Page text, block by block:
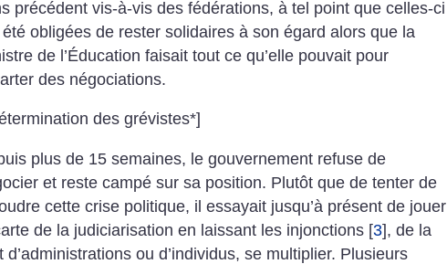
précédent vis-à-vis des fédérations, à tel point que celles-ci
obligées de rester solidaires à son égard alors que la
de l’Éducation faisait tout ce qu’elle pouvait pour
des négociations.
des grévistes*]
plus de 15 semaines, le gouvernement refuse de
et reste campé sur sa position. Plutôt que de tenter de
cette crise politique, il essayait jusqu’à présent de jouer
de la judiciarisation en laissant les injonctions [3], de la
d’administrations ou d’individus, se multiplier. Plusieurs